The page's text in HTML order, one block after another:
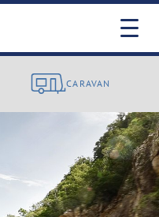
CARAVAN